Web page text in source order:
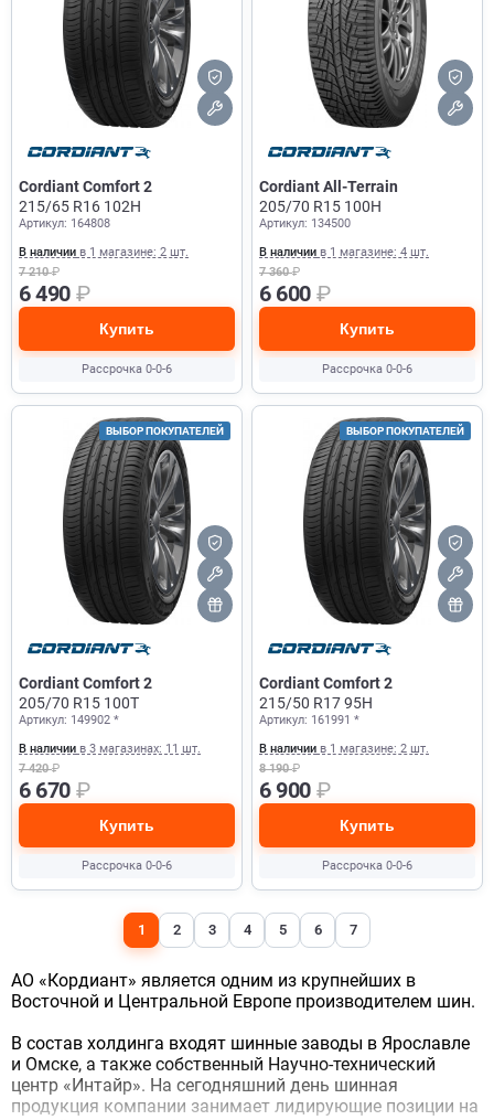
Cordiant Comfort 2
215/65 R16 102H
Артикул: 164808
В наличии в 1 магазине: 2 шт.
7 210₽
6 490 ₽
Купить
Рассрочка 0-0-6
Cordiant All-Terrain
205/70 R15 100H
Артикул: 134500
В наличии в 1 магазине: 4 шт.
7 360₽
6 600 ₽
Купить
Рассрочка 0-0-6
ВЫБОР ПОКУПАТЕЛЕЙ
Cordiant Comfort 2
205/70 R15 100T
Артикул: 149902 *
В наличии в 3 магазинах: 11 шт.
7 420₽
6 670 ₽
Купить
Рассрочка 0-0-6
ВЫБОР ПОКУПАТЕЛЕЙ
Cordiant Comfort 2
215/50 R17 95H
Артикул: 161991 *
В наличии в 1 магазине: 2 шт.
8 190₽
6 900 ₽
Купить
Рассрочка 0-0-6
1 2 3 4 5 6 7
АО «Кордиант» является одним из крупнейших в
Восточной и Центральной Европе производителем шин.
В состав холдинга входят шинные заводы в Ярославле
и Омске, а также собственный Научно-технический
центр «Интайр». На сегодняшний день шинная
продукция компании занимает лидирующие позиции на